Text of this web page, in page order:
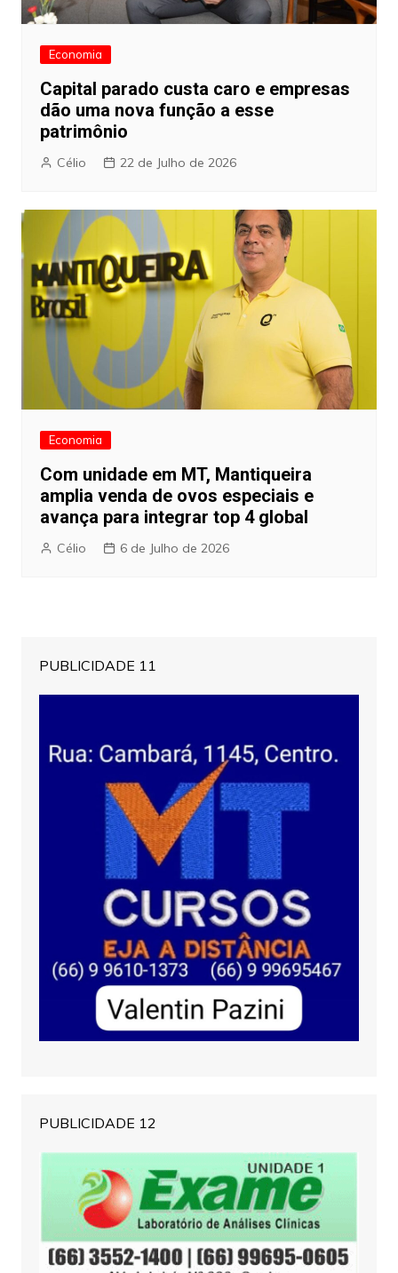
Economia
Capital parado custa caro e empresas
dão uma nova função a esse
patrimônio
Célio 22 de Julho de 2026
Economia
Com unidade em MT, Mantiqueira
amplia venda de ovos especiais e
avança para integrar top 4 global
Célio 6 de Julho de 2026
PUBLICIDADE 11
PUBLICIDADE 12